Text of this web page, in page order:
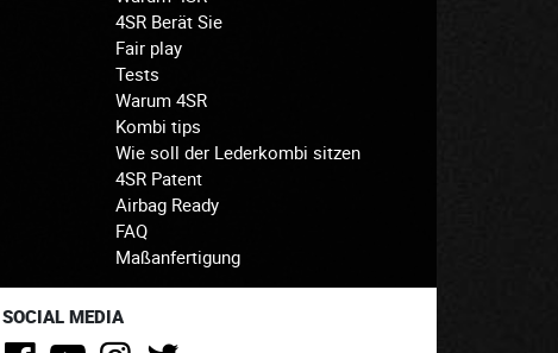
4SR Berät Sie
Fair play
Tests
Warum 4SR
Kombi tips
Wie soll der Lederkombi sitzen
4SR Patent
Airbag Ready
FAQ
Maßanfertigung
SOCIAL MEDIA